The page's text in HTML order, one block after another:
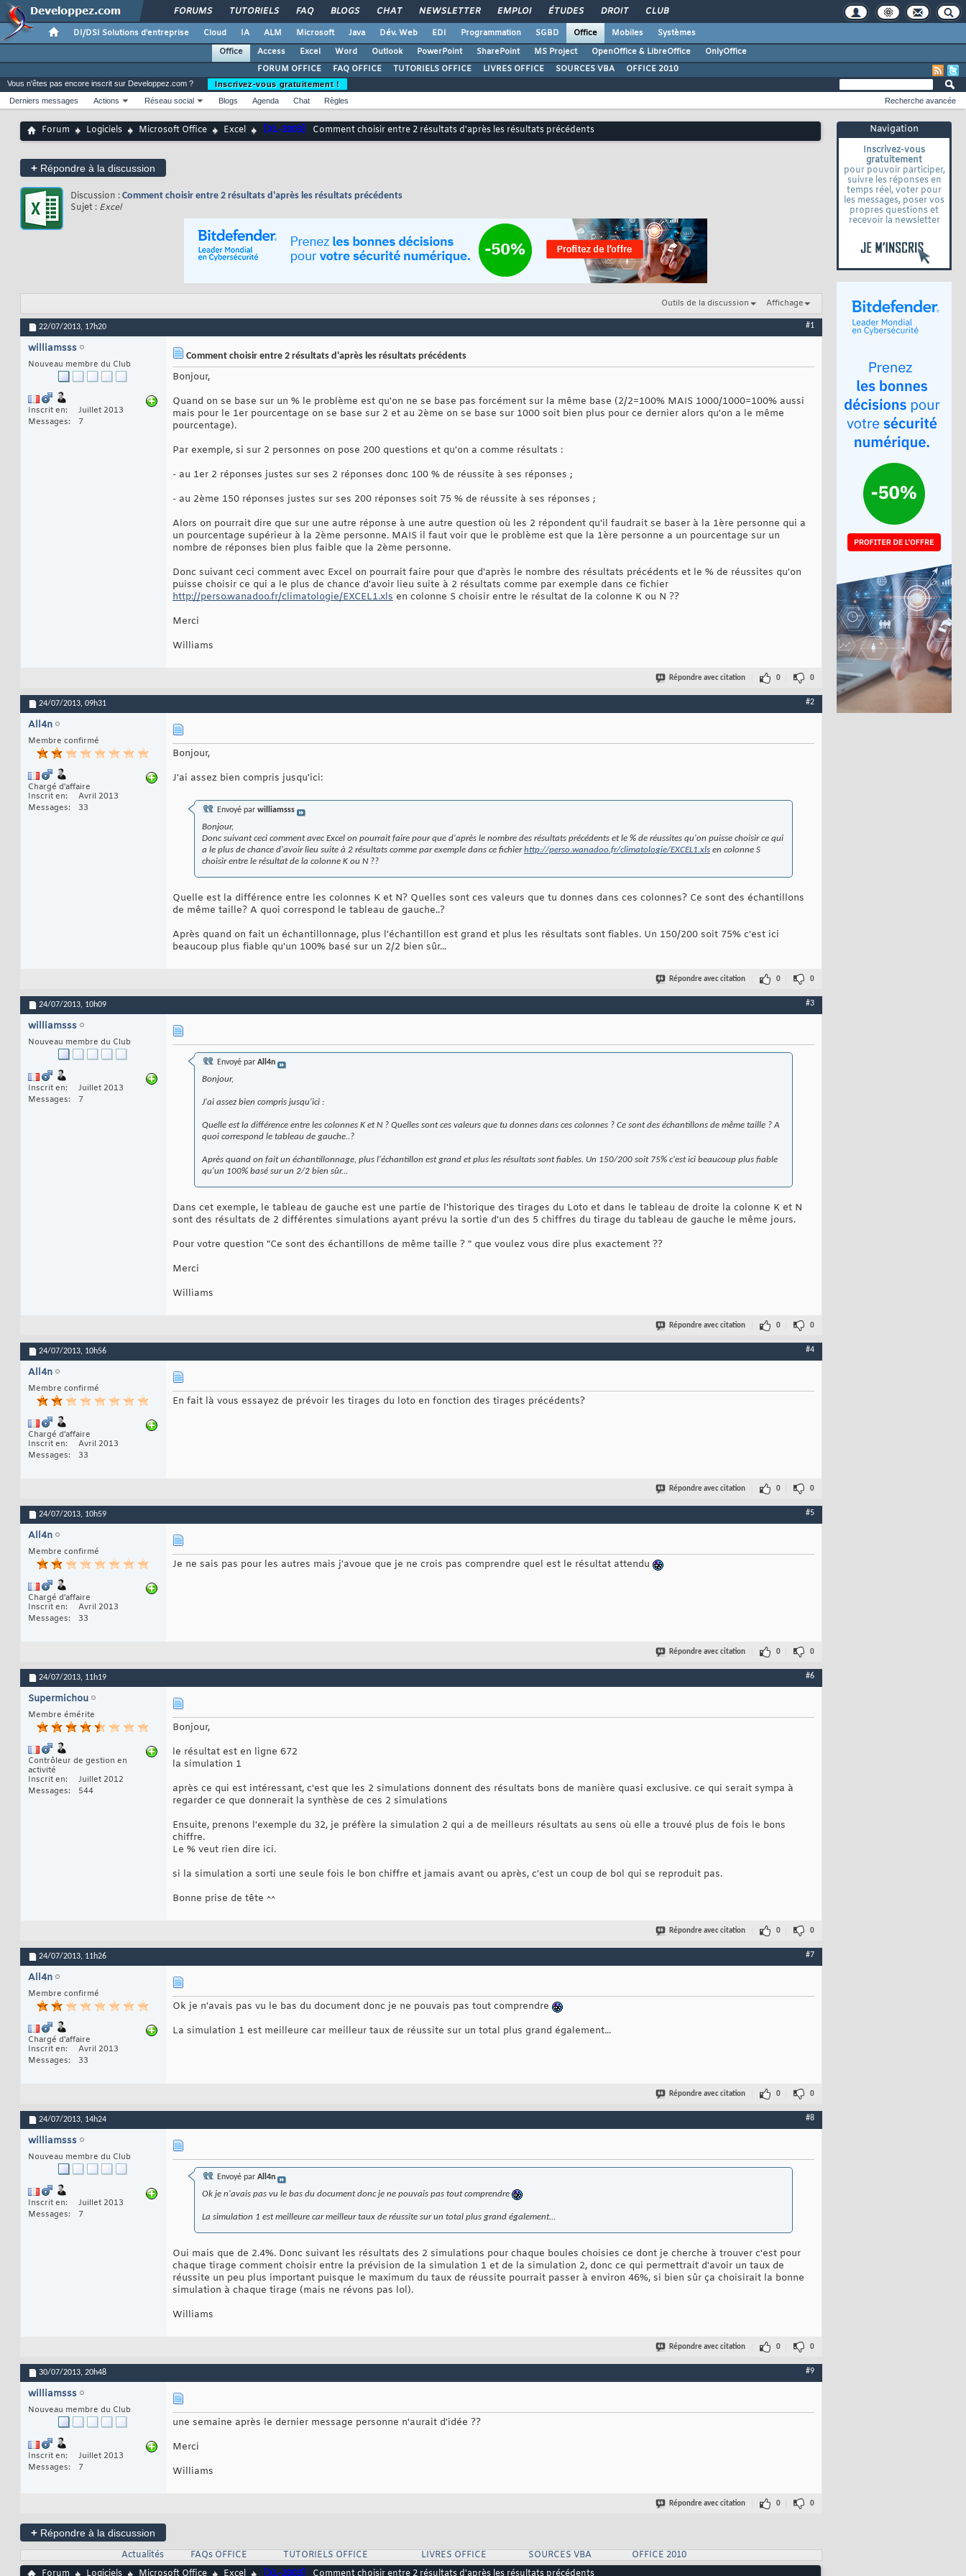
FORUMS TUTORIELS FAQ BLOGS CHAT NEWSLETTER EMPLOI ÉTUDES DROIT CLUB
DI/DSI Solutions d'entreprise Cloud IA ALM Microsoft Java Dév. Web EDI Programmation SGBD Office Mobiles
Systèmes
Office
Access Excel Word Outlook PowerPoint SharePoint MS Project OpenOffice & LibreOffice
OnlyOffice
FORUM OFFICE
FAQ OFFICE TUTORIELS OFFICE LIVRES OFFICE SOURCES VBA OFFICE 2010
Navigation
Inscrivez-vous
gratuitement
pour pouvoir participer,
suivre les réponses en
temps réel, voter pour
les messages, poser vos
propres questions et
recevoir la newsletter
Vous n'êtes pas encore inscrit sur Developpez.com ?
Inscrivez-vous gratuitement !
Derniers messages
Actions Réseau social Blogs Agenda Chat Règles Recherche avancée
Forum Logiciels Microsoft Office Excel [XL-2003] Comment choisir entre 2 résultats d'après les résultats précédents
+ Répondre à la discussion
Discussion : Comment choisir entre 2 résultats d'après les résultats précédents
Sujet : Excel
Outils de la discussion Affichage
22/07/2013, 17h20 #1
williamsss
Nouveau membre du Club
Inscrit en
Juillet 2013
Messages
7
Comment choisir entre 2 résultats d'après les résultats précédents
Bonjour,
Quand on se base sur un % le problème est qu'on ne se base pas forcément sur la même base (2/2=100% MAIS 1000/1000=100% aussi
mais pour le 1er pourcentage on se base sur 2 et au 2ème on se base sur 1000 soit bien plus pour ce dernier alors qu'on a le même
pourcentage).
Par exemple, si sur 2 personnes on pose 200 questions et qu'on a comme résultats :
- au 1er 2 réponses justes sur ses 2 réponses donc 100 % de réussite à ses réponses ;
- au 2ème 150 réponses justes sur ses 200 réponses soit 75 % de réussite à ses réponses ;
Alors on pourrait dire que sur une autre réponse à une autre question où les 2 répondent qu'il faudrait se baser à la 1ère personne qui a
un pourcentage supérieur à la 2ème personne. MAIS il faut voir que le problème est que la 1ère personne a un pourcentage sur un
nombre de réponses bien plus faible que la 2ème personne.
Donc suivant ceci comment avec Excel on pourrait faire pour que d'après le nombre des résultats précédents et le % de réussites qu'on
puisse choisir ce qui a le plus de chance d'avoir lieu suite à 2 résultats comme par exemple dans ce fichier
http://perso.wanadoo.fr/climatologie/EXCEL1.xls en colonne S choisir entre le résultat de la colonne K ou N ??
Merci
Williams
Répondre avec citation 0 0
24/07/2013, 09h31 #2
All4n
Membre confirmé
Chargé d'affaire
Inscrit en
Avril 2013
Messages
33
Bonjour,
J'ai assez bien compris jusqu'ici:
Envoyé par williamsss
Bonjour,
Donc suivant ceci comment avec Excel on pourrait faire pour que d'après le nombre des résultats précédents et le % de réussites qu'on puisse choisir ce qui
a le plus de chance d'avoir lieu suite à 2 résultats comme par exemple dans ce fichierhttp://perso.wanadoo.fr/climatologie/EXCEL1.xls en colonne S
choisir entre le résultat de la colonne K ou N ??
Quelle est la différence entre les colonnes K et N? Quelles sont ces valeurs que tu donnes dans ces colonnes? Ce sont des échantillons
de même taille? A quoi correspond le tableau de gauche..?
Après quand on fait un échantillonnage, plus l'échantillon est grand et plus les résultats sont fiables. Un 150/200 soit 75% c'est ici
beaucoup plus fiable qu'un 100% basé sur un 2/2 bien sûr...
Répondre avec citation 0 0
24/07/2013, 10h09 #3
williamsss
Nouveau membre du Club
Inscrit en
Juillet 2013
Messages
7
Envoyé par All4n
Bonjour,
J'ai assez bien compris jusqu'ici :
Quelle est la différence entre les colonnes K et N ? Quelles sont ces valeurs que tu donnes dans ces colonnes ? Ce sont des échantillons de même taille ? A
quoi correspond le tableau de gauche..?
Après quand on fait un échantillonnage, plus l'échantillon est grand et plus les résultats sont fiables. Un 150/200 soit 75% c'est ici beaucoup plus fiable
qu'un 100% basé sur un 2/2 bien sûr...
Dans cet exemple, le tableau de gauche est une partie de l'historique des tirages du Loto et dans le tableau de droite la colonne K et N
sont des résultats de 2 différentes simulations ayant prévu la sortie d'un des 5 chiffres du tirage du tableau de gauche le même jours.
Pour votre question "Ce sont des échantillons de même taille ? " que voulez vous dire plus exactement ??
Merci
Williams
Répondre avec citation 0 0
24/07/2013, 10h56 #4
All4n
Membre confirmé
Chargé d'affaire
Inscrit en
Avril 2013
Messages
33
En fait là vous essayez de prévoir les tirages du loto en fonction des tirages précédents?
Répondre avec citation 0 0
24/07/2013, 10h59 #5
All4n
Membre confirmé
Chargé d'affaire
Inscrit en
Avril 2013
Messages
33
Je ne sais pas pour les autres mais j'avoue que je ne crois pas comprendre quel est le résultat attendu
Répondre avec citation 0 0
24/07/2013, 11h19 #6
Supermichou
Membre émérite
Contrôleur de gestion en
activité
Inscrit en
Juillet 2012
Messages
544
Bonjour,
le résultat est en ligne 672
la simulation 1
après ce qui est intéressant, c'est que les 2 simulations donnent des résultats bons de manière quasi exclusive. ce qui serait sympa à
regarder ce que donnerait la synthèse de ces 2 simulations
Ensuite, prenons l'exemple du 32, je préfère la simulation 2 qui a de meilleurs résultats au sens où elle a trouvé plus de fois le bons
chiffre.
Le % veut rien dire ici.
si la simulation a sorti une seule fois le bon chiffre et jamais avant ou après, c'est un coup de bol qui se reproduit pas.
Bonne prise de tête ^^
Répondre avec citation 0 0
24/07/2013, 11h26 #7
All4n
Membre confirmé
Chargé d'affaire
Inscrit en
Avril 2013
Messages
33
Ok je n'avais pas vu le bas du document donc je ne pouvais pas tout comprendre
La simulation 1 est meilleure car meilleur taux de réussite sur un total plus grand également...
Répondre avec citation 0 0
24/07/2013, 14h24 #8
williamsss
Nouveau membre du Club
Inscrit en
Juillet 2013
Messages
7
Envoyé par All4n
Ok je n'avais pas vu le bas du document donc je ne pouvais pas tout comprendre
La simulation 1 est meilleure car meilleur taux de réussite sur un total plus grand également...
Oui mais que de 2.4%. Donc suivant les résultats des 2 simulations pour chaque boules choisies ce dont je cherche à trouver c'est pour
chaque tirage comment choisir entre la prévision de la simulation 1 et de la simulation 2, donc ce qui permettrait d'avoir un taux de
réussite un peu plus important puisque le maximum du taux de réussite pourrait passer à environ 46%, si bien sûr ça choisirait la bonne
simulation à chaque tirage (mais ne révons pas lol).
Williams
Répondre avec citation 0 0
30/07/2013, 20h48 #9
williamsss
Nouveau membre du Club
Inscrit en
Juillet 2013
Messages
7
une semaine après le dernier message personne n'aurait d'idée ??
Merci
Williams
Répondre avec citation 0 0
+ Répondre à la discussion
Actualités
FAQs OFFICE TUTORIELS OFFICE LIVRES OFFICE SOURCES VBA
OFFICE 2010